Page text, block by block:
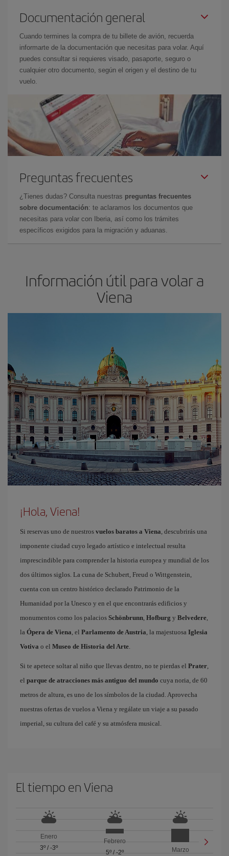
Documentación general
Cuando termines la compra de tu billete de avión, recuerda
informarte de la documentación que necesitas para volar. Aquí
puedes consultar si requieres visado, pasaporte, seguro o
cualquier otro documento, según el origen y el destino de tu
vuelo.
Preguntas frecuentes
¿Tienes dudas? Consulta nuestras preguntas frecuentes
sobre documentación: te aclaramos los documentos que
necesitas para volar con Iberia, así como los trámites
específicos exigidos para la migración y aduanas.
Información útil para volar a
Viena
¡Hola, Viena!
Si reservas uno de nuestros vuelos baratos a Viena, descubrirás una
imponente ciudad cuyo legado artístico e intelectual resulta
imprescindible para comprender la historia europea y mundial de los
dos últimos siglos. La cuna de Schubert, Freud o Wittgenstein,
cuenta con un centro histórico declarado Patrimonio de la
Humanidad por la Unesco y en el que encontrarás edificios y
monumentos como los palacios Schönbrunn, Hofburg y Belvedere,
la Ópera de Viena, el Parlamento de Austria, la majestuosa Iglesia
Votiva o el Museo de Historia del Arte.
Si te apetece soltar al niño que llevas dentro, no te pierdas el Prater,
el parque de atracciones más antiguo del mundo cuya noria, de 60
metros de altura, es uno de los símbolos de la ciudad. Aprovecha
nuestras ofertas de vuelos a Viena y regálate un viaje a su pasado
imperial, su cultura del café y su atmósfera musical.
El tiempo en Viena
Enero
3º/ -3º
Febrero
5º/ -2º
Marzo